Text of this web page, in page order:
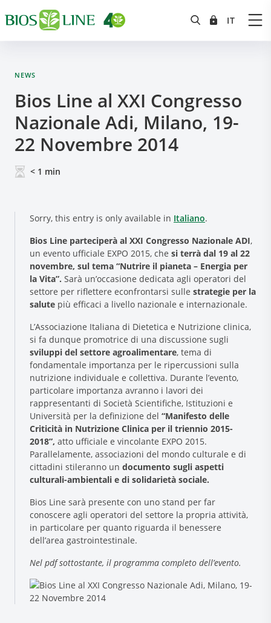
Research and Quality
Social & Environment
News
Gallery
NEWS
Bios Line al XXI Congresso
Nazionale Adi, Milano, 19-
22 Novembre 2014
< 1 min
Sorry, this entry is only available in Italiano.
Bios Line parteciperà al XXI Congresso Nazionale ADI,
un evento ufficiale EXPO 2015, che si terrà dal 19 al 22
novembre, sul tema “Nutrire il pianeta – Energia per
la Vita”. Sarà un’occasione dedicata agli operatori del
settore per riflettere econfrontarsi sulle strategie per la
salute più efficaci a livello nazionale e internazionale.
L’Associazione Italiana di Dietetica e Nutrizione clinica,
si fa dunque promotrice di una discussione sugli
sviluppi del settore agroalimentare, tema di
fondamentale importanza per le ripercussioni sulla
nutrizione individuale e collettiva. Durante l’evento,
particolare importanza avranno i lavori dei
rappresentanti di Società Scientifiche, Istituzioni e
Università per la definizione del “Manifesto delle
Criticità in Nutrizione Clinica per il triennio 2015-
2018”, atto ufficiale e vincolante EXPO 2015.
Parallelamente, associazioni del mondo culturale e di
cittadini stileranno un documento sugli aspetti
culturali-ambientali e di solidarietà sociale.
Bios Line sarà presente con uno stand per far
conoscere agli operatori del settore la propria attività,
in particolare per quanto riguarda il benessere
dell’area gastrointestinale.
Nel pdf sottostante, il programma completo dell’evento.